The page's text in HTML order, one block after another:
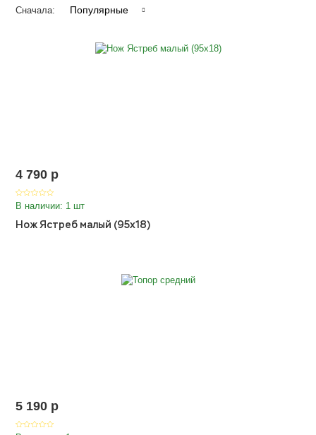
Сначала: Популярные
4 790 p
В наличии: 1 шт
Нож Ястреб малый (95х18)
5 190 p